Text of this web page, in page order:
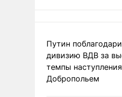
Путин
дивизию ВДВ за
темпы
Добропольем